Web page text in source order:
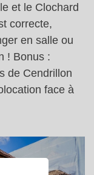
et le Clochard
correcte,
en salle ou
! Bonus :
de Cendrillon
face à